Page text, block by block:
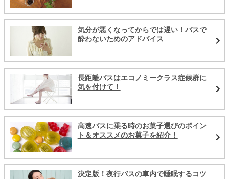
気分が悪くなってからでは遅い！バスで
酔わないためのアドバイス
長距離バスはエコノミークラス症候群に
気を付けて！
高速バスに乗る時のお菓子選びのポイン
ト＆オススメのお菓子を紹介！
決定版！夜行バスの車内で睡眠するコツ